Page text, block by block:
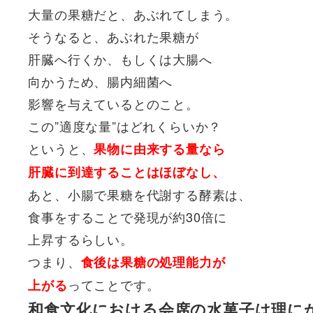
大量の果糖だと、あぶれてしまう。
そうなると、あぶれた果糖が
肝臓へ行くか、もしくは大腸へ
向かうため、腸内細菌へ
影響を与えているとのこと。
この”適度な量”はどれくらいか？
というと、果物に由来する量なら
肝臓に到達することはほぼなし、
あと、小腸で果糖を代謝する酵素は、
食事をすることで発現が約30倍に
上昇するらしい。
つまり、 食後は果糖の処理能力が
上がるってことです。